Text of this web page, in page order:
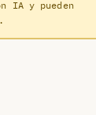
IA y pueden